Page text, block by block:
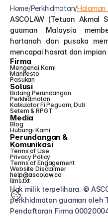
Home/Perkhidmatan/Halaman
ASCOLAW (Tetuan
guaman Malaysia
hartanah dan pusaka
mencapai hasrat dan impian
Firma
Mengenai Kami
Manifesto
Pasukan
Solusi
Bidang Perundangan
Perkhidmatan
Kalkulator Fi Peguam, Duti
Setem & RPGT
Media
Blog
Hubungi Kami
Perundangan &
Komunikasi
Terms of Use
Privacy Policy
Terms of Engagement
Website Disclaimer
help@ascolaw.co
llms.txt
Hak milik terpelihara. ©
perkhidmatan guaman oleh
Pendaftaran Firma